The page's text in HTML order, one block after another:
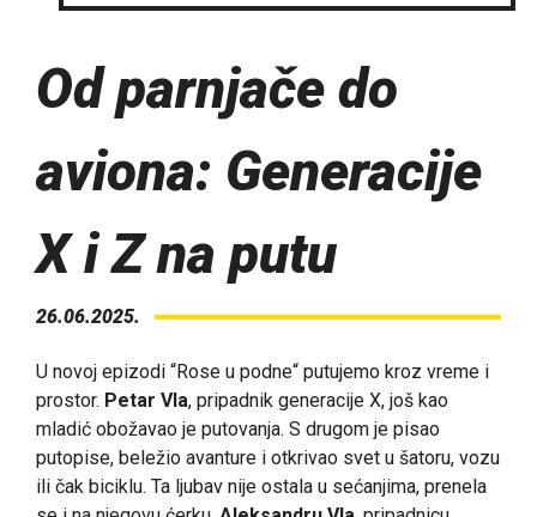
Od parnjače do
aviona: Generacije
X i Z na putu
26.06.2025.
U novoj epizodi “Rose u podne“ putujemo kroz vreme i
prostor. Petar Vla, pripadnik generacije X, još kao
mladić obožavao je putovanja. S drugom je pisao
putopise, beležio avanture i otkrivao svet u šatoru, vozu
ili čak biciklu. Ta ljubav nije ostala u sećanjima, prenela